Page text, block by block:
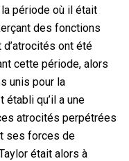
période où il était
des fonctions
d’atrocités ont été
cette période, alors
unis pour la
qu’il a une
atrocités perpétrées
ses forces de
était alors à